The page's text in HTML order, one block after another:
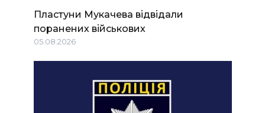
Пластуни Мукачева відвідали
поранених військових
05.08.2026